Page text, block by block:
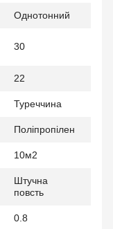
Однотонний
30
22
Туреччина
Поліпропілен
10м2
Штучна
повсть
0.8